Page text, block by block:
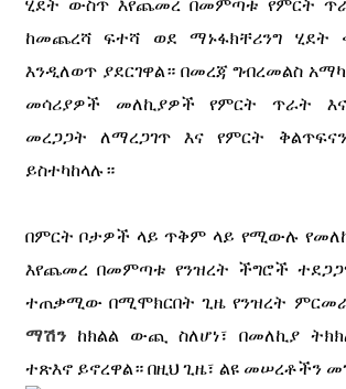
ሂደት ውስጥ እየጨመረ በመምጣቱ የምርት
ከመጨረሻ ፍተሻ ወደ ማኑፋክቸሪንግ ሂደት
እንዲለወጥ ያደርገዋል። በመረጃ ግብረመልስ
መሳሪያዎች መለኪያዎች የምርት ጥራት
መረጋጋት ለማረጋገጥ እና የምርት
ይስተካከላሉ።
በምርት ቦታዎች ላይ ጥቅም ላይ የሚውሉ
እየጨመረ በመምጣቱ የንዝረት ችግሮች
ተጠቃሚው በሚሞክርበት ጊዜ የንዝረት
ማሽንከክልል ውጪ ስለሆነ፣ በመለኪያ
ተጽእኖ ይኖረዋል። በዚህ ጊዜ፣ ልዩ መሠረቶችን